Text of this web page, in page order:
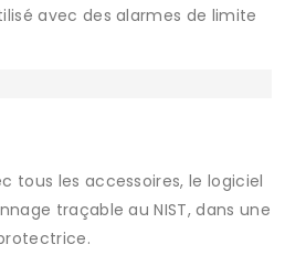
avec des alarmes de limite
tous les accessoires, le logiciel
traçable au NIST, dans une